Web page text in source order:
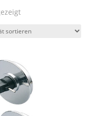
Nach
sortiert